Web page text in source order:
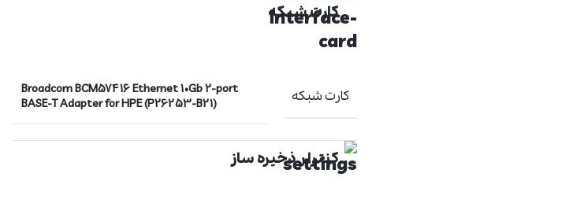
کارت شبکه
کارت شبکه
Broadcom BCM57416 Ethernet 10Gb 2-port
BASE-T Adapter for HPE (P26253-B21)
کنترلر ذخیره ساز